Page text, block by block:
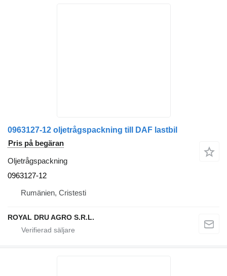
0963127-12 oljetrågspackning till DAF lastbil
Pris på begäran
Oljetrågspackning
0963127-12
Rumänien, Cristesti
ROYAL DRU AGRO S.R.L.